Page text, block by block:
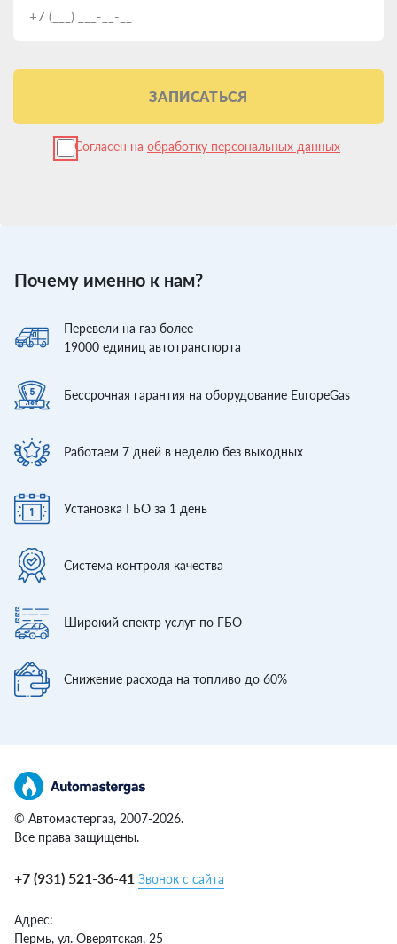
ЗАПИСАТЬСЯ
Согласен на обработку персональных данных
Почему именно к нам?
Перевели на газ более
19000 единиц автотранспорта
Бессрочная гарантия на оборудование EuropeGas
Работаем 7 дней в неделю без выходных
Установка ГБО за 1 день
Система контроля качества
Широкий спектр услуг по ГБО
Снижение расхода на топливо до 60%
© Автомастергаз, 2007-2026.
Все права защищены.
+7 (931) 521-36-41 Звонок с сайта
Адрес:
Пермь, ул. Оверятская, 25